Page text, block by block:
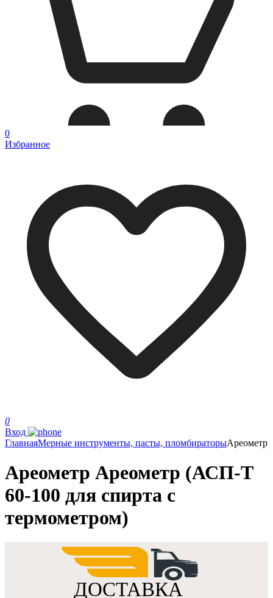
0
Избранное
0
Вход
ГлавнаяМерные инструменты, пасты, пломбираторыАреометр
Ареометр Ареометр (АСП-Т
60-100 для спирта с
термометром)